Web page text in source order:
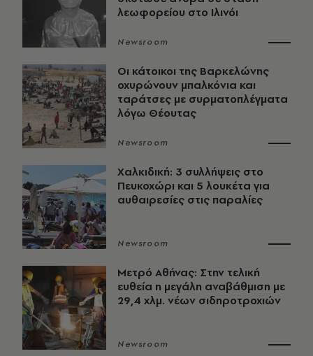
λεωφορείου στο Ιλινόι
Newsroom
Οι κάτοικοι της Βαρκελώνης
οχυρώνουν μπαλκόνια και
ταράτσες με συρματοπλέγματα
λόγω Θέουτας
Newsroom
Χαλκιδική: 3 συλλήψεις στο
Πευκοχώρι και 5 λουκέτα για
αυθαιρεσίες στις παραλίες
Newsroom
Μετρό Αθήνας: Στην τελική
ευθεία η μεγάλη αναβάθμιση με
29,4 χλμ. νέων σιδηροτροχιών
Newsroom